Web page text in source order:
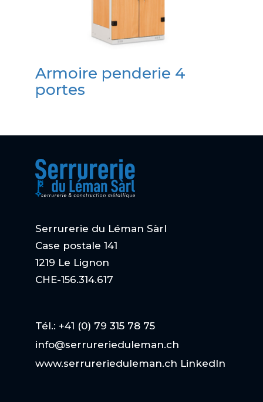
Armoire penderie 4
portes
Serrurerie du Léman Sàrl
Case postale 141
1219 Le Lignon
CHE-156.314.617
Tél.: +41 (0) 79 315 78 75
info@serrurerieduleman.ch
www.serrurerieduleman.ch LinkedIn